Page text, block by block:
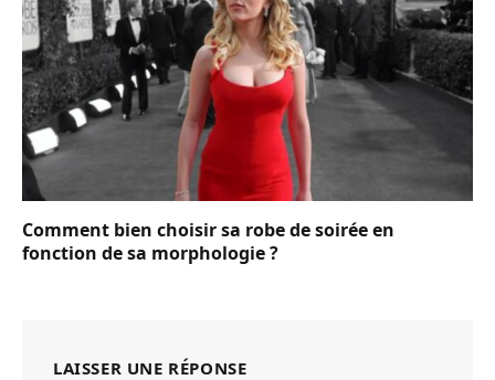
Comment bien choisir sa robe de soirée en
fonction de sa morphologie ?
LAISSER UNE RÉPONSE